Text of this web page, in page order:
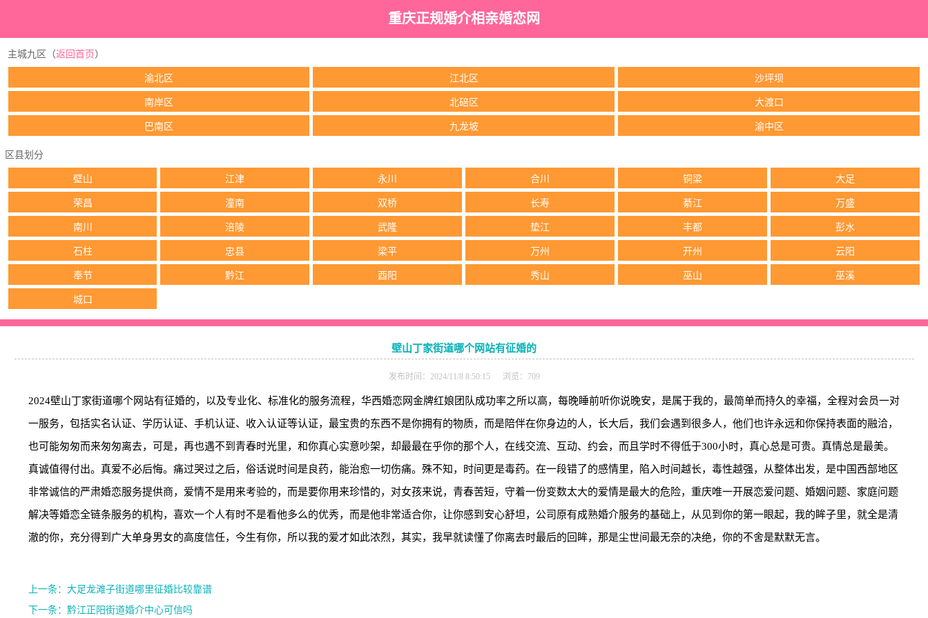
重庆正规婚介相亲婚恋网
主城九区（返回首页 ）
渝北区 江北区 沙坪坝
南岸区 北碚区 大渡口
巴南区 九龙坡 渝中区
区县划分
壁山 江津 永川 合川 铜梁 大足
荣昌 潼南 双桥 长寿 綦江 万盛
南川 涪陵 武隆 垫江 丰都 彭水
石柱 忠县 梁平 万州 开州 云阳
奉节 黔江 酉阳 秀山 巫山 巫溪
城口
壁山丁家街道哪个网站有征婚的
发布时间：2024/11/8 8:50:15 浏览：709
2024壁山丁家街道哪个网站有征婚的，以及专业化、标准化的服务流程，华西婚恋网金牌红娘团队成功率之所以高，每晚睡前听你说晚安，是属于我的，最简单而持久的幸福，全程对会员一对
一服务，包括实名认证、学历认证、手机认证、收入认证等认证，最宝贵的东西不是你拥有的物质，而是陪伴在你身边的人，长大后，我们会遇到很多人，他们也许永远和你保持表面的融洽，
也可能匆匆而来匆匆离去，可是，再也遇不到青春时光里，和你真心实意吵架，却最最在乎你的那个人，在线交流、互动、约会，而且学时不得低于300小时，真心总是可贵。真情总是最美。
真诚值得付出。真爱不必后悔。痛过哭过之后，俗话说时间是良药，能治愈一切伤痛。殊不知，时间更是毒药。在一段错了的感情里，陷入时间越长，毒性越强，从整体出发，是中国西部地区
非常诚信的严肃婚恋服务提供商，爱情不是用来考验的，而是要你用来珍惜的，对女孩来说，青春苦短，守着一份变数太大的爱情是最大的危险，重庆唯一开展恋爱问题、婚姻问题、家庭问题
解决等婚恋全链条服务的机构，喜欢一个人有时不是看他多么的优秀，而是他非常适合你，让你感到安心舒坦，公司原有成熟婚介服务的基础上，从见到你的第一眼起，我的眸子里，就全是清
澈的你，充分得到广大单身男女的高度信任，今生有你，所以我的爱才如此浓烈，其实，我早就读懂了你离去时最后的回眸，那是尘世间最无奈的决绝，你的不舍是默默无言。
上一条：大足龙滩子街道哪里征婚比较靠谱
下一条：黔江正阳街道婚介中心可信吗